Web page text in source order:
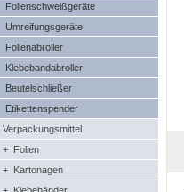
Folienschweißgeräte
Umreifungsgeräte
Folienabroller
Klebebandabroller
Beutelschließer
Etikettenspender
Verpackungsmittel
+ Folien
+ Kartonagen